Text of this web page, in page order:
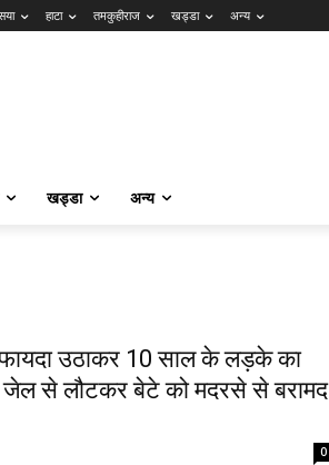
हाटा तमकुहीराज खड्डा अन्य
खड्डा अन्य
फायदा उठाकर 10 साल के लड़के का
ने जेल से लौटकर बेटे को मदरसे से बरामद
0